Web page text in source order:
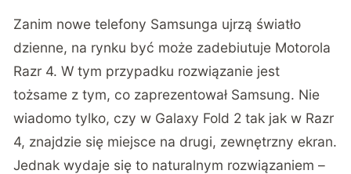
Zanim nowe telefony Samsunga ujrzą światło
dzienne, na rynku być może zadebiutuje Motorola
Razr 4. W tym przypadku rozwiązanie jest
tożsame z tym, co zaprezentował Samsung. Nie
wiadomo tylko, czy w Galaxy Fold 2 tak jak w Razr
4, znajdzie się miejsce na drugi, zewnętrzny ekran.
Jednak wydaje się to naturalnym rozwiązaniem –